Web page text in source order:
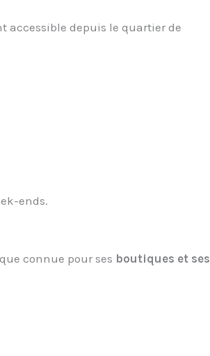
accessible depuis le quartier de
ends.
connue pour ses boutiques et ses